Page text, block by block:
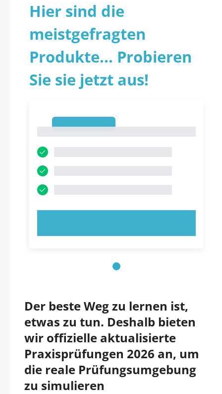
Hier sind die
meistgefragten
Produkte... Probieren
Sie sie jetzt aus!
Der beste Weg zu lernen ist,
etwas zu tun. Deshalb bieten
wir offizielle aktualisierte
Praxisprüfungen 2026 an, um
die reale Prüfungsumgebung
zu simulieren